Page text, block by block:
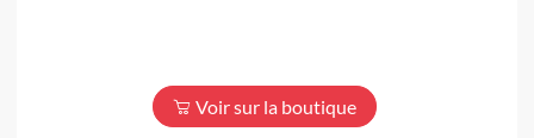
Voir sur la boutique